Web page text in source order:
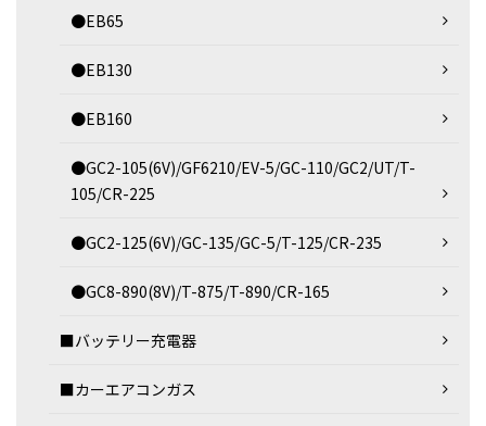
●EB65
●EB130
●EB160
●GC2-105(6V)/GF6210/EV-5/GC-110/GC2/UT/T-
105/CR-225
●GC2-125(6V)/GC-135/GC-5/T-125/CR-235
●GC8-890(8V)/T-875/T-890/CR-165
■バッテリー充電器
■カーエアコンガス